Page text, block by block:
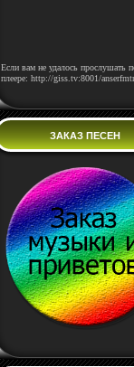
Если вам не удалось прослушать
плеере: http://giss.tv:8001/
ЗАКАЗ ПЕСЕН